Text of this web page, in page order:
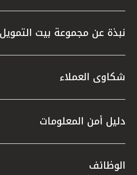
نبذة عن مجموعة بيت
شكاوى العملاء
دليل أمن المعلومات
الوظائف